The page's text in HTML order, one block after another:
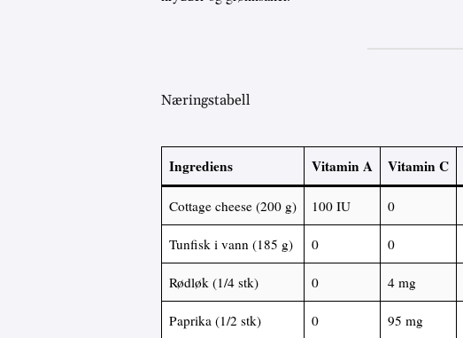
Næringstabell
Ingrediens Vitamin A Vitamin C
Cottage cheese (200 g) 100 IU 0
Tunfisk i vann (185 g) 0 0
Rødløk (1/4 stk) 0 4 mg
Paprika (1/2 stk) 0 95 mg